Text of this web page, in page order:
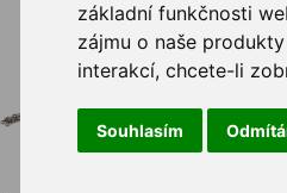
základní funkčnosti
zájmu o naše
interakcí, chcete-li
Souhlasím